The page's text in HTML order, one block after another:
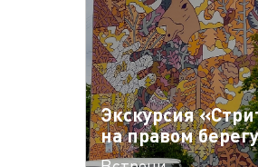
Экскурсия
на правом